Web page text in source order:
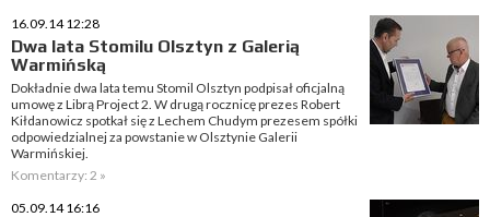
16.09.14 12:28
Dwa lata Stomilu Olsztyn z Galerią
Warmińską
Dokładnie dwa lata temu Stomil Olsztyn podpisał oficjalną
umowę z Librą Project 2. W drugą rocznicę prezes Robert
Kiłdanowicz spotkał się z Lechem Chudym prezesem spółki
odpowiedzialnej za powstanie w Olsztynie Galerii
Warmińskiej.
Komentarzy: 2 »
05.09.14 16:16